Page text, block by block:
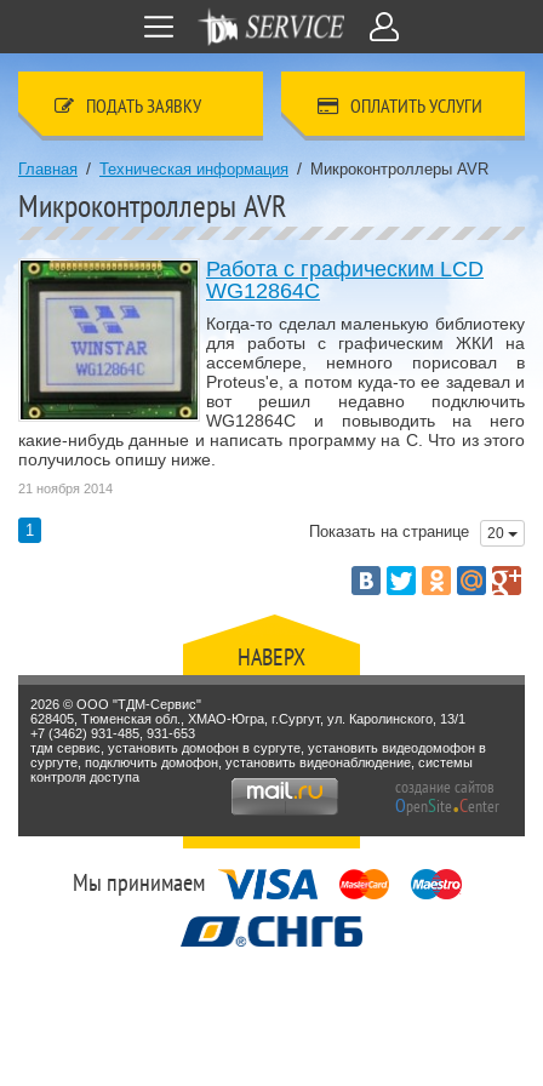
ПОДАТЬ ЗАЯВКУ ОПЛАТИТЬ УСЛУГИ
Главная / Техническая информация / Микроконтроллеры AVR
Микроконтроллеры AVR
Работа с графическим LCD
WG12864C
Когда-то сделал маленькую библиотеку
для работы с графическим ЖКИ на
ассемблере, немного порисовал в
Proteus'e, а потом куда-то ее задевал и
вот решил недавно подключить
WG12864C и повыводить на него
какие-нибудь данные и написать программу на С. Что из этого
получилось опишу ниже.
21 ноября 2014
1 Показать на странице 20
НАВЕРХ
2026 © ООО "ТДМ-Сервис"
628405, Тюменская обл., ХМАО-Югра, г.Сургут, ул. Каролинского, 13/1
+7 (3462) 931-485, 931-653
тдм сервис, установить домофон в сургуте, установить видеодомофон в
сургуте, подключить домофон, установить видеонаблюдение, системы
контроля доступа
создание сайтов
OpenSite.Center
Мы принимаем